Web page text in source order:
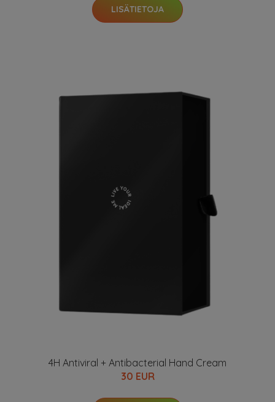
LISÄTIETOJA
4H Antiviral + Antibacterial Hand Cream
30 EUR